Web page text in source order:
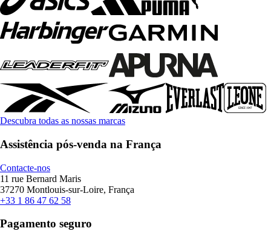
Descubra todas as nossas marcas
Assistência pós-venda na França
Contacte-nos
11 rue Bernard Maris
37270 Montlouis-sur-Loire, França
+33 1 86 47 62 58
Pagamento seguro